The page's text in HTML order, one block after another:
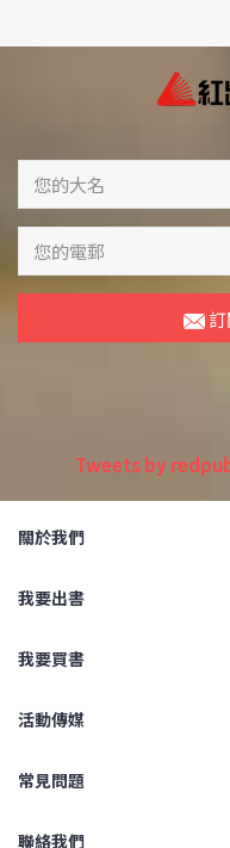
Tweets by
關於我們
我要出書
我要買書
活動傳媒
常見問題
聯絡我們